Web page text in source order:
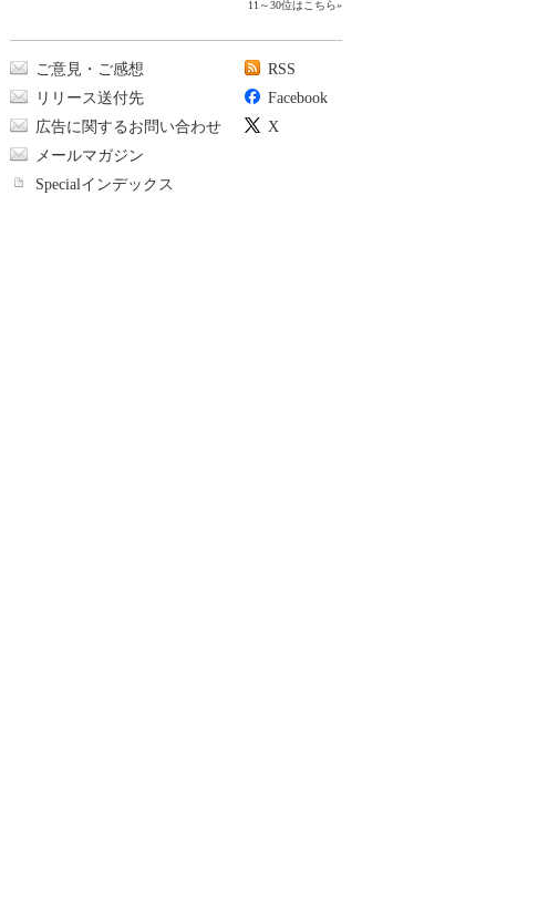
11～30位はこちら»
ご意見・ご感想
リリース送付先
広告に関するお問い合わせ
メールマガジン
Specialインデックス
RSS
Facebook
X